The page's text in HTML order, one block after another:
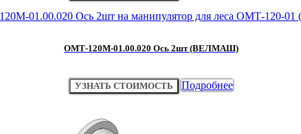
ОМТ-120М-01.00.020 Ось 2шт (ВЕЛМАШ)
УЗНАТЬ СТОИМОСТЬ Подробнее